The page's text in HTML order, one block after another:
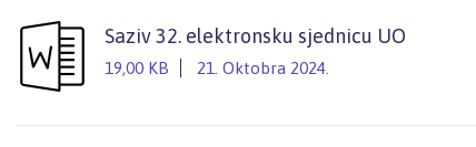
Saziv 32. elektronsku sjednicu UO
19,00 KB 21. Oktobra 2024.